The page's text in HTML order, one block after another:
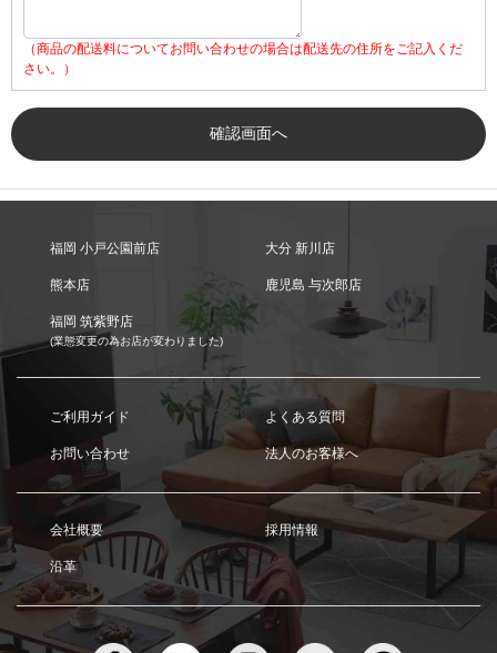
（商品の配送料についてお問い合わせの場合は配送先の住所をご記入くだ
さい。）
福岡 小戸公園前店 大分 新川店
熊本店 鹿児島 与次郎店
福岡 筑紫野店
(業態変更の為お店が変わりました)
ご利用ガイド よくある質問
お問い合わせ 法人のお客様へ
会社概要 採用情報
沿革